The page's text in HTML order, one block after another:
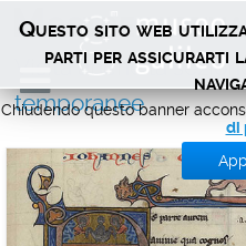
Mostre
Visita anche la
temporanee
Questo sito web
parti per assicurarti
Chiudendo questo banner
di